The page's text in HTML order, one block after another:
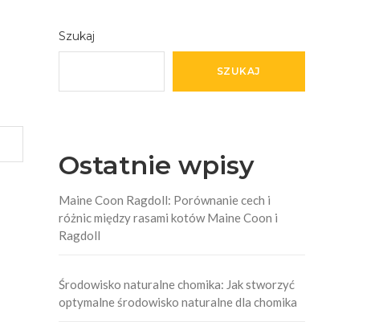
Szukaj
SZUKAJ
Ostatnie wpisy
Maine Coon Ragdoll: Porównanie cech i
różnic między rasami kotów Maine Coon i
Ragdoll
Środowisko naturalne chomika: Jak stworzyć
optymalne środowisko naturalne dla chomika